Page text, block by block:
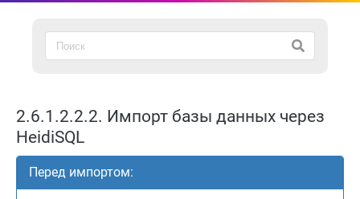
2.6.1.2.2.2. Импорт базы данных через
HeidiSQL
Перед импортом: